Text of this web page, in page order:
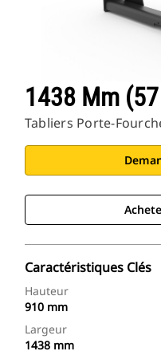
1438 Mm
Tabliers Porte-
Caractéristiques Clés
Hauteur
910 mm
Largeur
1438 mm